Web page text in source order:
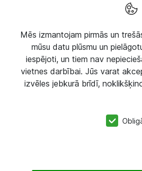
Mēs izmantojam pirmās un
mūsu datu plūsmu un
iespējoti, un tiem nav
vietnes darbībai. Jūs varat
izvēles jebkurā brīdī,